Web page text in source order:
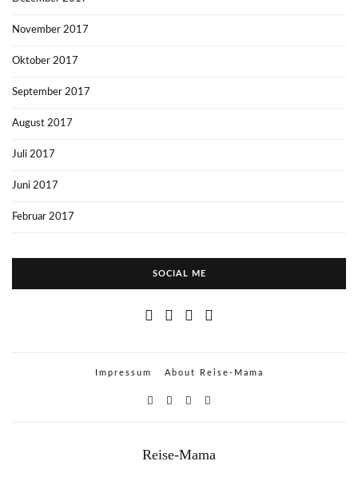
November 2017
Oktober 2017
September 2017
August 2017
Juli 2017
Juni 2017
Februar 2017
SOCIAL ME
Impressum About Reise-Mama
Reise-Mama